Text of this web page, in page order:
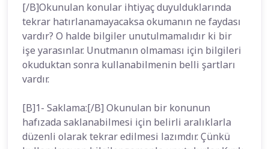
[/B]Okunulan konular ihtiyaç duyulduklarında
tekrar hatırlanamayacaksa okumanın ne faydası
vardır? O halde bilgiler unutulmamalıdır ki bir
işe yarasınlar. Unutmanın olmaması için bilgileri
okuduktan sonra kullanabilmenin belli şartları
vardır.
[B]1- Saklama:[/B] Okunulan bir konunun
hafızada saklanabilmesi için belirli aralıklarla
düzenli olarak tekrar edilmesi lazımdır. Çünkü